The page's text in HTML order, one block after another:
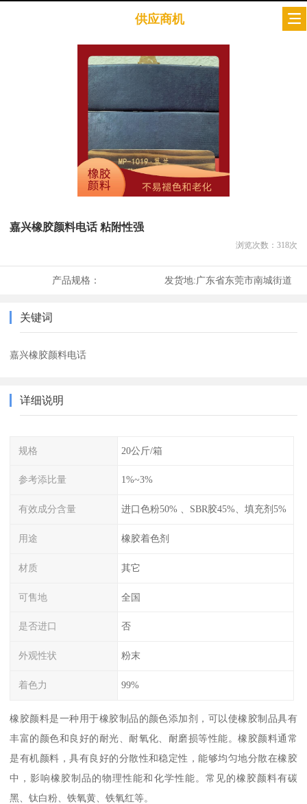
供应商机
嘉兴橡胶颜料电话 粘附性强
浏览次数： 318次
产品规格： 发货地:广东省东莞市南城街道
关键词
嘉兴橡胶颜料电话
详细说明
规格 20公斤/箱
参考添比量 1%~3%
有效成分含量 进口色粉50% 、SBR胶45%、填充剂5%
用途 橡胶着色剂
材质 其它
可售地 全国
是否进口 否
外观性状 粉末
着色力 99%
橡胶颜料是一种用于橡胶制品的颜色添加剂，可以使橡胶制品具有
丰富的颜色和良好的耐光、耐氧化、耐磨损等性能。橡胶颜料通常
是有机颜料，具有良好的分散性和稳定性，能够均匀地分散在橡胶
中，影响橡胶制品的物理性能和化学性能。常见的橡胶颜料有碳
黑、钛白粉、铁氧黄、铁氧红等。